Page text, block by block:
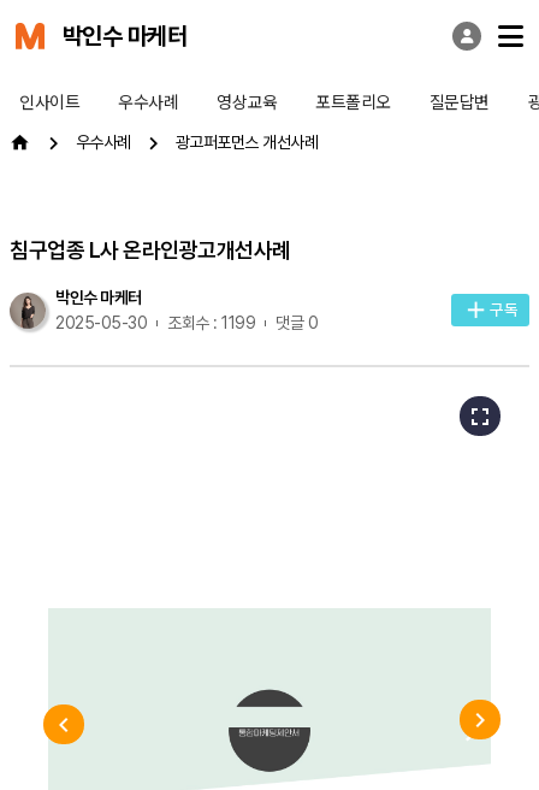
박인수 마케터
인사이트 우수사례 영상교육 포트폴리오 질문답변
우수사례 광고퍼포먼스 개선사례
침구업종 L사 온라인광고개선사례
박인수 마케터
2025-05-30
조회수 : 1199 댓글 0
구독